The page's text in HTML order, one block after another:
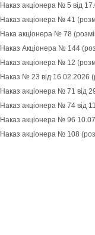
Наказ акціонера № 5 від
Наказ акціонера № 41
Нака акціонера № 78
Наказ Акціонера № 144
Наказ акціонера № 12
Наказ № 23 від 16.02.2026
Наказ акціонера № 71 від
Наказ акціонера № 74 від
Наказ акціонера № 96
Наказ акціонера № 108